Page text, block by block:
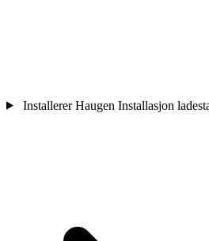
Installerer Haugen Installasjon